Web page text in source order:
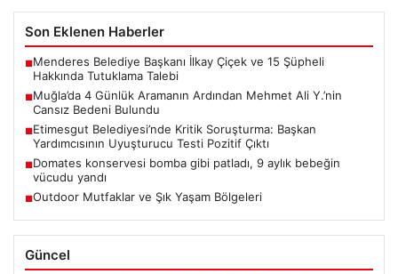
Son Eklenen Haberler
■Menderes Belediye Başkanı İlkay Çiçek ve 15 Şüpheli
Hakkında Tutuklama Talebi
■Muğla’da 4 Günlük Aramanın Ardından Mehmet Ali Y.’nin
Cansız Bedeni Bulundu
■Etimesgut Belediyesi’nde Kritik Soruşturma: Başkan
Yardımcısının Uyuşturucu Testi Pozitif Çıktı
■Domates konservesi bomba gibi patladı, 9 aylık bebeğin
vücudu yandı
■Outdoor Mutfaklar ve Şık Yaşam Bölgeleri
Güncel